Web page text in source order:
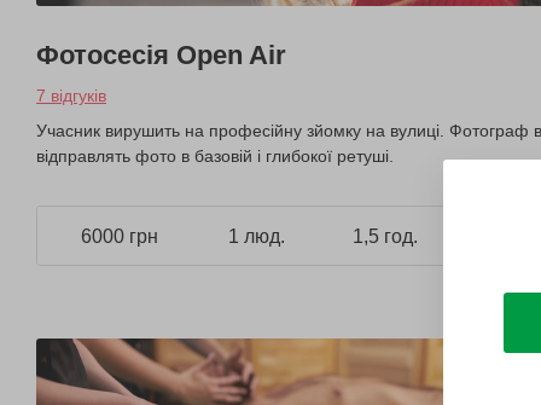
Фотосесія Open Air
7 відгуків
Учасник вирушить на професійну зйомку на вулиці.
відправлять фото в базовій і глибокої ретуші.
6000 грн 1 люд. 1,5 год.